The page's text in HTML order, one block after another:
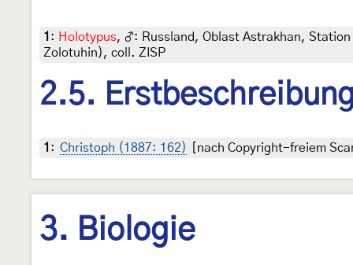
1 : Holotypus, ♂: Russland, Oblast Astrakhan,
Zolotuhin), coll. ZISP
2.5.
1 : Christoph (1887: 162) [nach Copyright-freiem
3. Biologie